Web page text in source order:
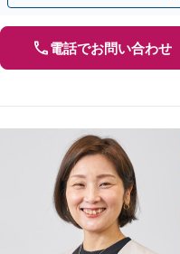
電話でお問い合わせ